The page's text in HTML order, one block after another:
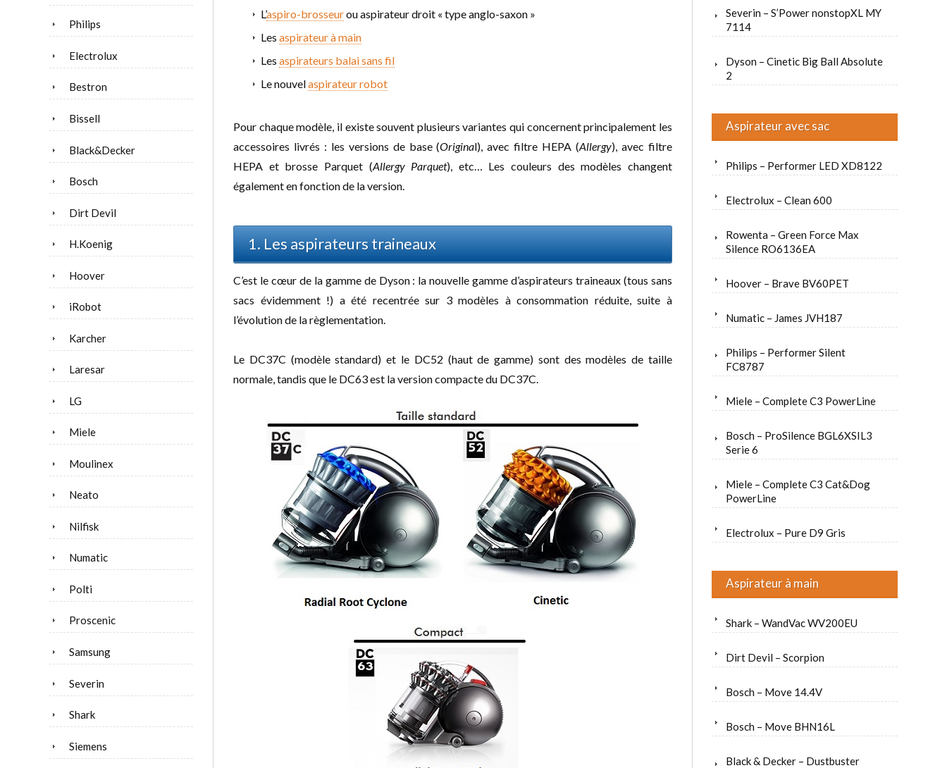
L’aspiro-brosseurou aspirateur droit « type anglo-saxon »
Les aspirateur à main
Les aspirateurs balai sans fil
Le nouvelaspirateur robot
Pour chaque modèle, il existe souvent plusieurs variantes qui concernent principalement les
accessoires livrés : les versions de base (Original), avec filtre HEPA (Allergy), avec filtre
HEPA et brosse Parquet (Allergy Parquet), etc… Les couleurs des modèles changent
également en fonction de la version.
1. Les aspirateurs traineaux
C’est le cœur de la gamme de Dyson : la nouvelle gamme d’aspirateurs traineaux (tous sans
sacs évidemment !) a été recentrée sur 3 modèles à consommation réduite, suite à
l’évolution de la règlementation.
Le DC37C (modèle standard) et le DC52 (haut de gamme) sont des modèles de taille
normale, tandis que le DC63 est la version compacte du DC37C.
Severin – S’Power nonstopXL MY
7114
Dyson – Cinetic Big Ball Absolute
2
Aspirateur avec sac
Philips – Performer LED XD8122
Electrolux – Clean 600
Rowenta – Green Force Max
Silence RO6136EA
Hoover – Brave BV60PET
Numatic – James JVH187
Philips – Performer Silent
FC8787
Miele – Complete C3 PowerLine
Bosch – ProSilence BGL6XSIL3
Serie 6
Miele – Complete C3 Cat&Dog
PowerLine
Electrolux – Pure D9 Gris
Aspirateur à main
Shark – WandVac WV200EU
Dirt Devil – Scorpion
Bosch – Move 14.4V
Bosch – Move BHN16L
Black & Decker – Dustbuster
Philips
Electrolux
Bestron
Bissell
Black&Decker
Bosch
Dirt Devil
H.Koenig
Hoover
iRobot
Karcher
Laresar
LG
Miele
Moulinex
Neato
Nilfisk
Numatic
Polti
Proscenic
Samsung
Severin
Shark
Siemens